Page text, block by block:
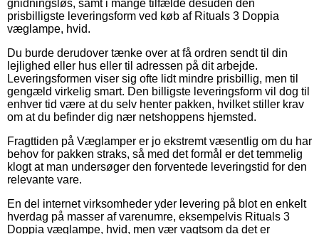
gnidningsløs, samt i mange tilfælde desuden den
prisbilligste leveringsform ved køb af Rituals 3 Doppia
væglampe, hvid.
Du burde derudover tænke over at få ordren sendt til din
lejlighed eller hus eller til adressen på dit arbejde.
Leveringsformen viser sig ofte lidt mindre prisbillig, men til
gengæld virkelig smart. Den billigste leveringsform vil dog til
enhver tid være at du selv henter pakken, hvilket stiller krav
om at du befinder dig nær netshoppens hjemsted.
Fragttiden på Væglamper er jo ekstremt væsentlig om du har
behov for pakken straks, så med det formål er det temmelig
klogt at man undersøger den forventede leveringstid for den
relevante vare.
En del internet virksomheder yder levering på blot en enkelt
hverdag på masser af varenumre, eksempelvis Rituals 3
Doppia væglampe, hvid, men vær vagtsom da det er